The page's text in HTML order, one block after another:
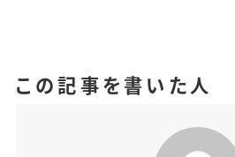
この記事を書いた人